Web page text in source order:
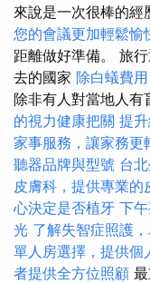
來說是一次很棒的經
您的會議更加輕鬆愉
距離做好準備。 旅
去的國家 除白蟻費
除非有人對當地人有
的視力健康把關 提
家事服務，讓家務更
聽器品牌與型號 台
皮膚科，提供專業的
心決定是否植牙 下
光 了解失智症照護
單人房選擇，提供個
者提供全方位照顧